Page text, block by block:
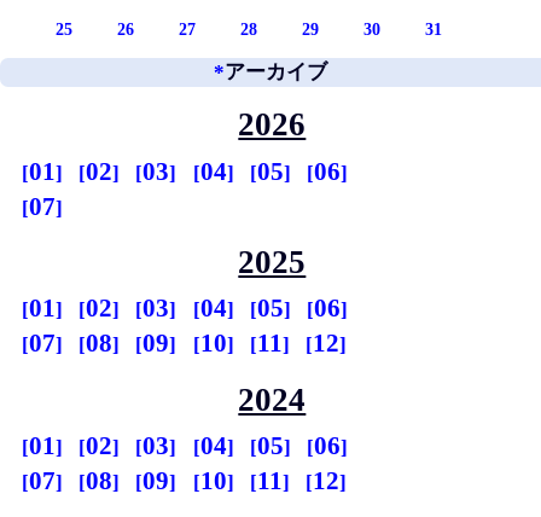
25 26 27 28 29 30 31
*アーカイブ
2026
01 02 03 04 05
06
07
2025
01 02 03 04 05
06
07
08 09 10 11 12
2024
01 02 03 04 05
06
07
08 09 10 11 12